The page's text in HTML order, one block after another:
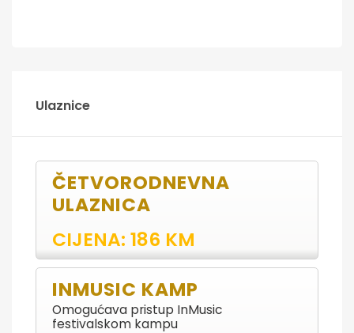
Ulaznice
ČETVORODNEVNA
ULAZNICA
CIJENA: 186 KM
INMUSIC KAMP
Omogućava pristup InMusic
festivalskom kampu